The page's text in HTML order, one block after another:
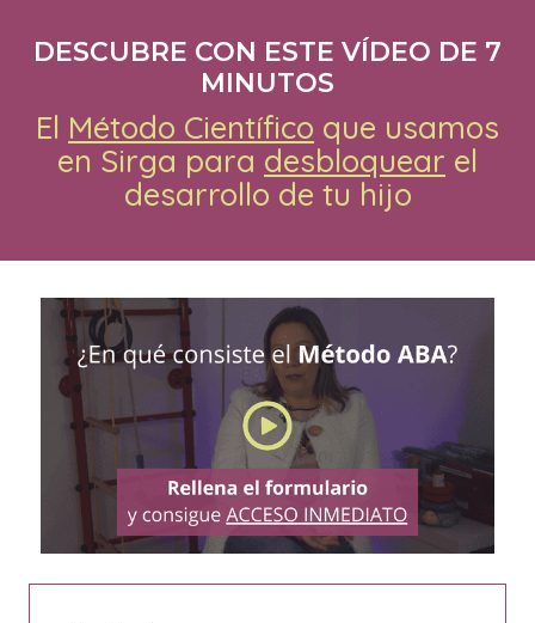
navegación
principal
principal
DESCUBRE CON ESTE VÍDEO DE 7
MINUTOS
El Método Científico que usamos
en Sirga para desbloquear el
desarrollo de tu hijo